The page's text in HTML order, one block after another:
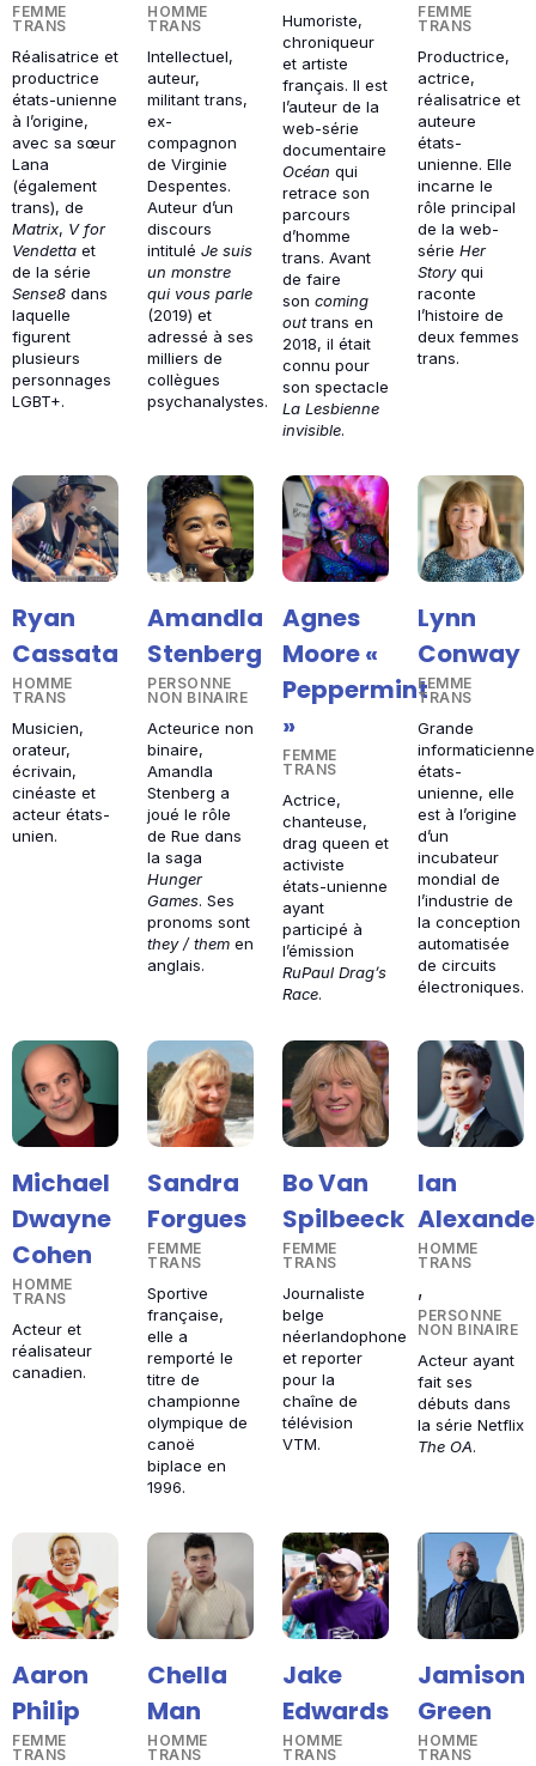
FEMME
TRANS
Réalisatrice et
productrice
états-unienne
à l’origine,
avec sa sœur
Lana
(également
trans), de
Matrix, V for
Vendetta et
de la série
Sense8 dans
laquelle
figurent
plusieurs
personnages
LGBT+.
HOMME
TRANS
Intellectuel,
auteur,
militant trans,
ex-
compagnon
de Virginie
Despentes.
Auteur d’un
discours
intitulé Je suis
un monstre
qui vous parle
(2019) et
adressé à ses
milliers de
collègues
psychanalystes.
Humoriste,
chroniqueur
et artiste
français. Il est
l’auteur de la
web-série
documentaire
Océan qui
retrace son
parcours
d’homme
trans. Avant
de faire
son coming
outtrans en
2018, il était
connu pour
son spectacle
La Lesbienne
invisible.
FEMME
TRANS
Productrice,
actrice,
réalisatrice et
auteure
états-
unienne. Elle
incarne le
rôle principal
de la web-
série Her
Storyqui
raconte
l’histoire de
deux femmes
trans.
Ryan
Cassata
HOMME
TRANS
Musicien,
orateur,
écrivain,
cinéaste et
acteur états-
unien.
Amandla
Stenberg
PERSONNE
NON BINAIRE
Acteurice non
binaire,
Amandla
Stenberg a
joué le rôle
de Rue dans
la saga
Hunger
Games. Ses
pronoms sont
they / them en
anglais.
Agnes
Moore «
Peppermint
»
FEMME
TRANS
Actrice,
chanteuse,
drag queen et
activiste
états-unienne
ayant
participé à
l’émission
RuPaul Drag’s
Race.
Lynn
Conway
FEMME
TRANS
Grande
informaticienne
états-
unienne, elle
est à l’origine
d’un
incubateur
mondial de
l’industrie de
la conception
automatisée
de circuits
électroniques.
Michael
Dwayne
Cohen
HOMME
TRANS
Acteur et
réalisateur
canadien.
Sandra
Forgues
FEMME
TRANS
Sportive
française,
elle a
remporté le
titre de
championne
olympique de
canoë
biplace en
1996.
Bo Van
Spilbeeck
FEMME
TRANS
Journaliste
belge
néerlandophone
et reporter
pour la
chaîne de
télévision
VTM.
Ian
HOMME
TRANS
,
PERSONNE
NON BINAIRE
Acteur ayant
fait ses
débuts dans
la série Netflix
The OA.
Aaron
Philip
FEMME
TRANS
Chella
Man
HOMME
TRANS
Jake
Edwards
HOMME
TRANS
Jamison
Green
HOMME
TRANS